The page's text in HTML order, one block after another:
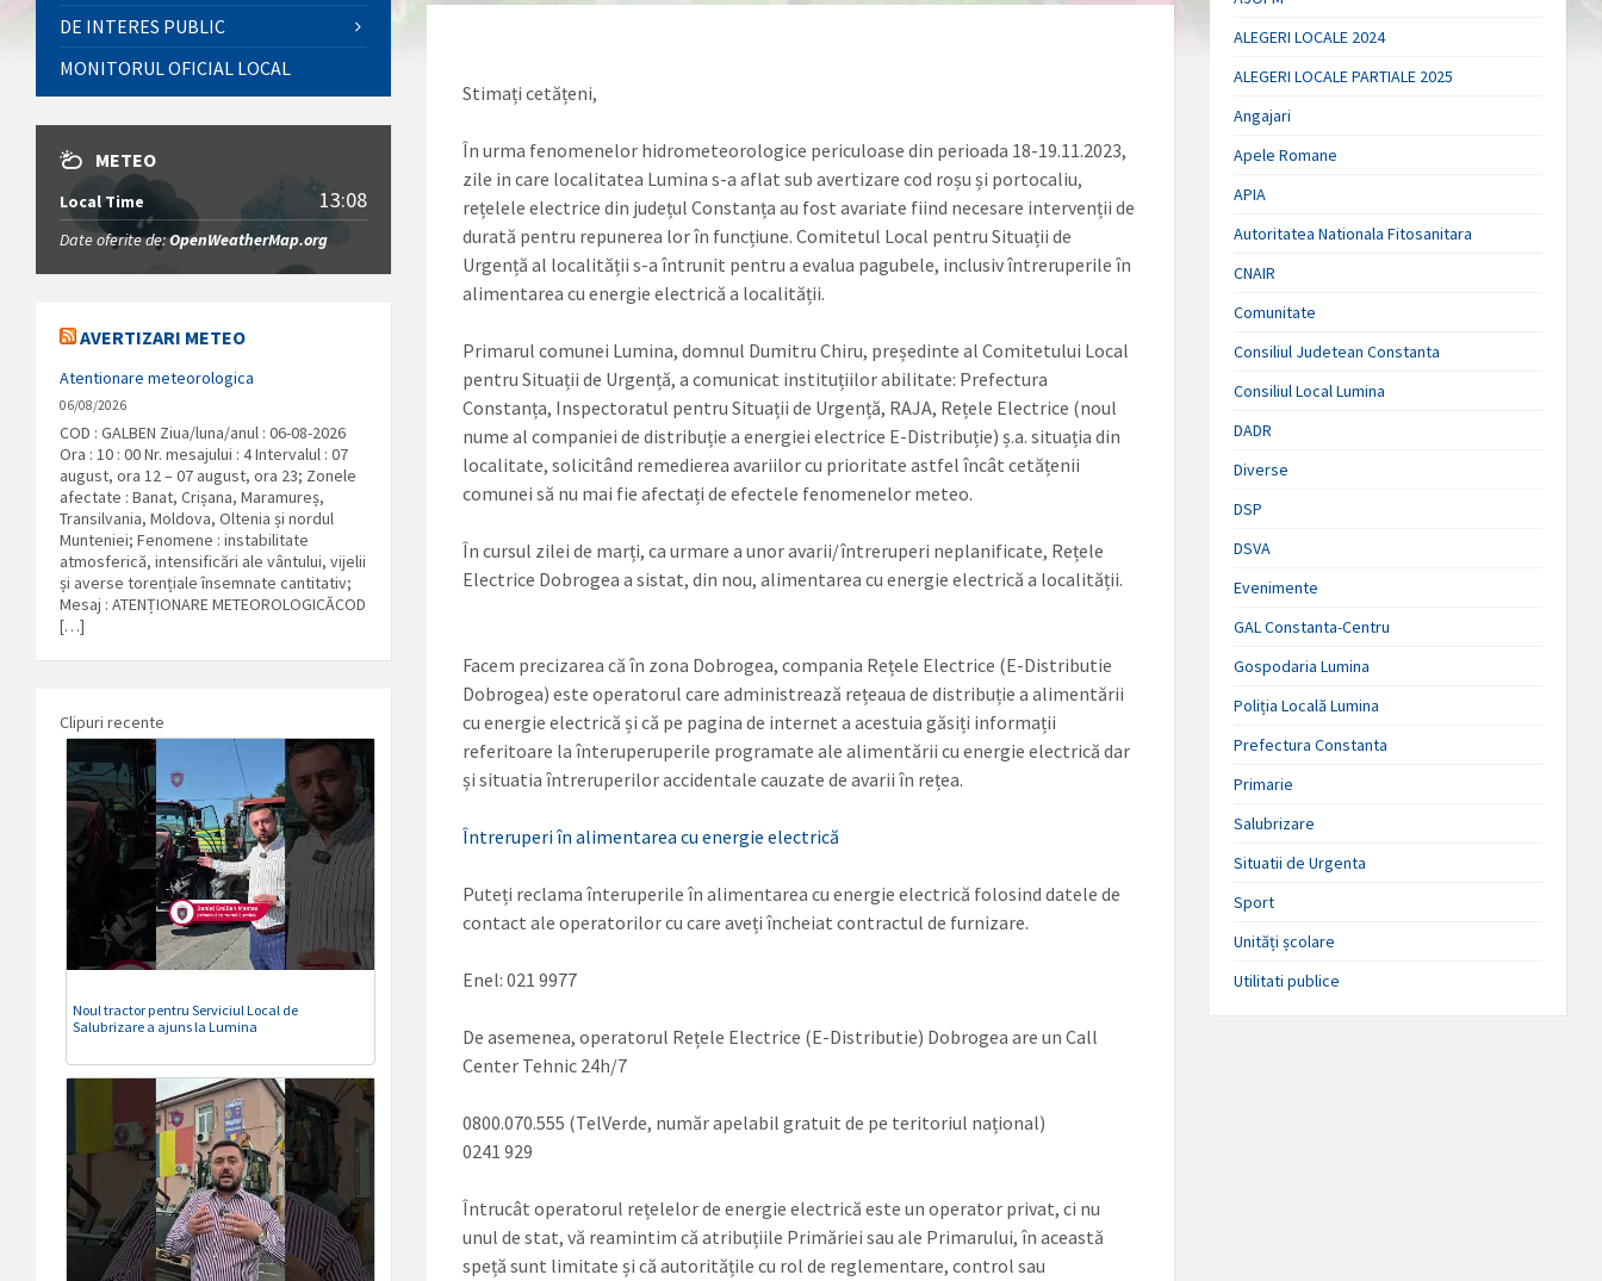
Stimați cetățeni,
În urma fenomenelor hidrometeorologice periculoase din perioada 18-19.11.2023,
zile in care localitatea Lumina s-a aflat sub avertizare cod roșu și portocaliu,
rețelele electrice din județul Constanța au fost avariate fiind necesare intervenții de
durată pentru repunerea lor în funcțiune. Comitetul Local pentru Situații de
Urgență al localității s-a întrunit pentru a evalua pagubele, inclusiv întreruperile în
alimentarea cu energie electrică a localității.
Primarul comunei Lumina, domnul Dumitru Chiru, președinte al Comitetului Local
pentru Situații de Urgență, a comunicat instituțiilor abilitate: Prefectura
Constanța, Inspectoratul pentru Situații de Urgență, RAJA, Rețele Electrice (noul
nume al companiei de distribuție a energiei electrice E-Distribuție) ș.a. situația din
localitate, solicitând remedierea avariilor cu prioritate astfel încât cetățenii
comunei să nu mai fie afectați de efectele fenomenelor meteo.
În cursul zilei de marți, ca urmare a unor avarii/întreruperi neplanificate, Rețele
Electrice Dobrogea a sistat, din nou, alimentarea cu energie electrică a localității.
Facem precizarea că în zona Dobrogea, compania Rețele Electrice (E-Distributie
Dobrogea) este operatorul care administrează rețeaua de distribuție a alimentării
cu energie electrică și că pe pagina de internet a acestuia găsiți informații
referitoare la înteruperuperile programate ale alimentării cu energie electrică dar
și situatia întreruperilor accidentale cauzate de avarii în rețea.
Întreruperi în alimentarea cu energie electrică
Puteți reclama înteruperile în alimentarea cu energie electrică folosind datele de
contact ale operatorilor cu care aveți încheiat contractul de furnizare.
Enel: 021 9977
De asemenea, operatorul Rețele Electrice (E-Distributie) Dobrogea are un Call
Center Tehnic 24h/7
0800.070.555 (TelVerde, număr apelabil gratuit de pe teritoriul național)
0241 929
Întrucât operatorul rețelelor de energie electrică este un operator privat, ci nu
unul de stat, vă reamintim că atribuțiile Primăriei sau ale Primarului, în această
speță sunt limitate și că autoritățile cu rol de reglementare, control sau
DE INTERES PUBLIC
MONITORUL OFICIAL LOCAL
METEO
Local Time 13:08
Date oferite de:OpenWeatherMap.org
AVERTIZARI METEO
Atentionare meteorologica
06/08/2026
COD : GALBEN Ziua/luna/anul : 06-08-2026
Ora : 10 : 00 Nr. mesajului : 4 Intervalul : 07
august, ora 12 – 07 august, ora 23; Zonele
afectate : Banat, Crișana, Maramureș,
Transilvania, Moldova, Oltenia și nordul
Munteniei; Fenomene : instabilitate
atmosferică, intensificări ale vântului, vijelii
și averse torențiale însemnate cantitativ;
Mesaj : ATENȚIONARE METEOROLOGICĂCOD
[…]
Clipuri recente
Noul tractor pentru Serviciul Local de
Salubrizare a ajuns la Lumina
ALEGERI LOCALE 2024
ALEGERI LOCALE PARTIALE 2025
Angajari
Apele Romane
APIA
Autoritatea Nationala Fitosanitara
CNAIR
Comunitate
Consiliul Judetean Constanta
Consiliul Local Lumina
DADR
Diverse
DSP
DSVA
Evenimente
GAL Constanta-Centru
Gospodaria Lumina
Poliția Locală Lumina
Prefectura Constanta
Primarie
Salubrizare
Situatii de Urgenta
Sport
Unități școlare
Utilitati publice